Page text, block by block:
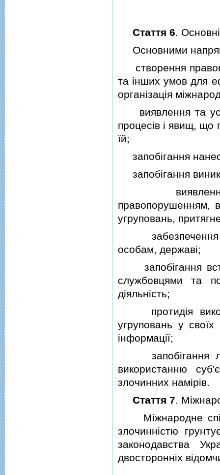
Стаття 6 .
Основними
створення
та iнших умов для
органiзацiя
виявлення та
процесiв i явищ, що
їй;
запобiгання
запобiгання
виявлення,
правопорушенням,
угруповань,
забезпечення
особам, державi;
запобiгання
службовцями та
дiяльнiсть;
протидiя
угруповань у
iнформацiї;
запобiгання
використанню
злочинних намiрiв.
Стаття 7 .
Мiжнародне
злочиннiстю
законодавства
двостороннiх